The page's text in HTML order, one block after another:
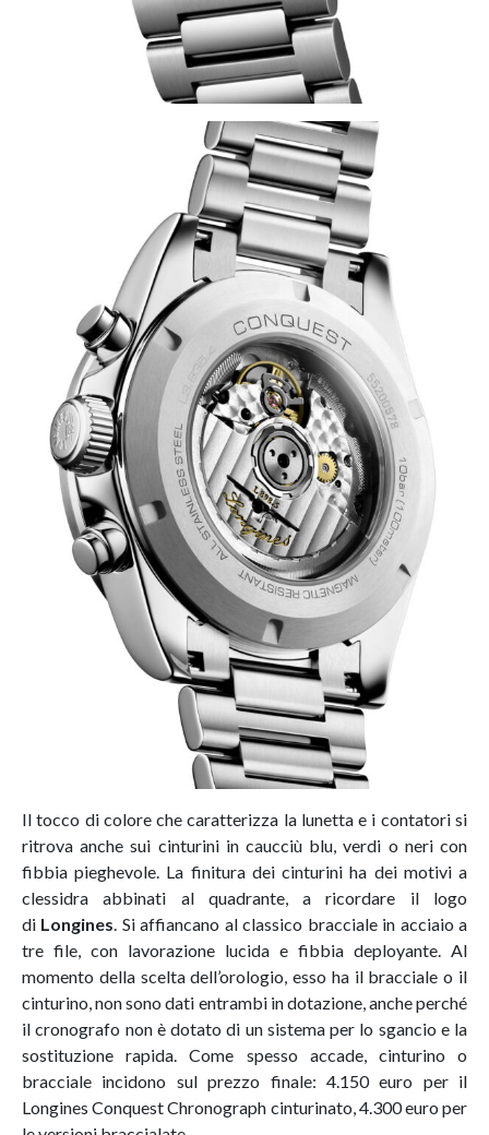
Il tocco di colore che caratterizza la lunetta e i contatori si
ritrova anche sui cinturini in caucciù blu, verdi o neri con
fibbia pieghevole. La finitura dei cinturini ha dei motivi a
clessidra abbinati al quadrante, a ricordare il logo
di Longines. Si affiancano al classico bracciale in acciaio a
tre file, con lavorazione lucida e fibbia deployante. Al
momento della scelta dell’orologio, esso ha il bracciale o il
cinturino, non sono dati entrambi in dotazione, anche perché
il cronografo non è dotato di un sistema per lo sgancio e la
sostituzione rapida. Come spesso accade, cinturino o
bracciale incidono sul prezzo finale: 4.150 euro per il
Longines Conquest Chronograph cinturinato, 4.300 euro per